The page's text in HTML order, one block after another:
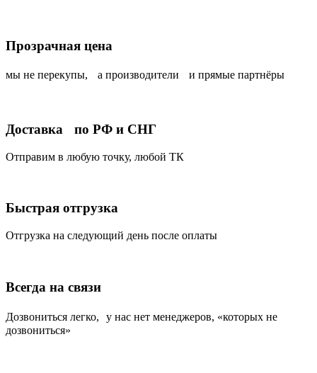
Прозрачная цена
мы не перекупы, а производители и прямые партнёры
Доставка по РФ и СНГ
Отправим в любую точку, любой ТК
Быстрая отгрузка
Отгрузка на следующий день после оплаты
Всегда на связи
Дозвониться легко, у нас нет менеджеров, «которых не
дозвониться»